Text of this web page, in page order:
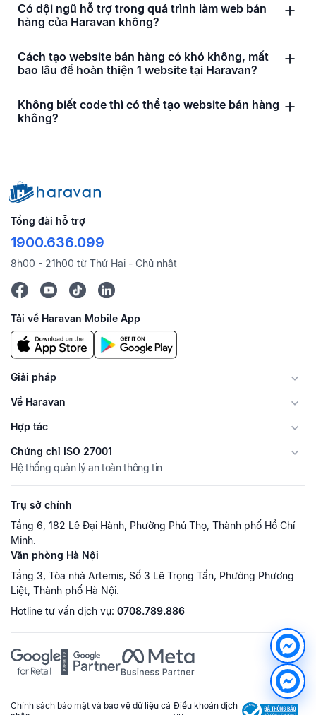
Có đội ngũ hỗ trợ trong quá trình làm web bán
hàng của Haravan không?
Cách tạo website bán hàng có khó không, mất
bao lâu để hoàn thiện 1 website tại Haravan?
Không biết code thì có thể tạo website bán hàng
không?
Tổng đài hỗ trợ
1900.636.099
8h00 - 21h00 từ Thứ Hai - Chủ nhật
Tải về Haravan Mobile App
Giải pháp
Về Haravan
Hợp tác
Chứng chỉ ISO 27001
Hệ thống quản lý an toàn thông tin
Trụ sở chính
Tầng 6, 182 Lê Đại Hành, Phường Phú Thọ, Thành phố Hồ Chí
Minh.
Văn phòng Hà Nội
Tầng 3, Tòa nhà Artemis, Số 3 Lê Trọng Tấn, Phường Phương
Liệt, Thành phố Hà Nội.
Hotline tư vấn dịch vụ: 0708.789.886
Chính sách bảo mật và bảo vệ dữ liệu cá Điều khoản dịch